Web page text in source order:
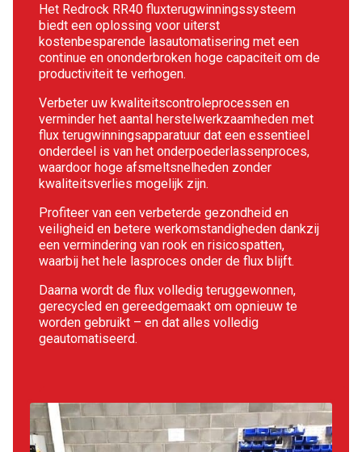
Het Redrock RR40 fluxterugwinningssysteem
biedt een oplossing voor uiterst
kostenbesparende lasautomatisering met een
continue en ononderbroken hoge capaciteit om de
productiviteit te verhogen.
Verbeter uw kwaliteitscontroleprocessen en
verminder het aantal herstelwerkzaamheden met
flux terugwinningsapparatuur dat een essentieel
onderdeel is van het onderpoederlassenproces,
waardoor hoge afsmeltsnelheden zonder
kwaliteitsverlies mogelijk zijn.
Profiteer van een verbeterde gezondheid en
veiligheid en betere werkomstandigheden dankzij
een vermindering van rook en risicospatten,
waarbij het hele lasproces onder de flux blijft.
Daarna wordt de flux volledig teruggewonnen,
gerecycled en gereedgemaakt om opnieuw te
worden gebruikt – en dat alles volledig
geautomatiseerd.